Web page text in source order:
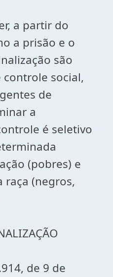
a partir do
a prisão e o
são
controle social,
de
a
é seletivo
(pobres) e
raça (negros,
de 9 de